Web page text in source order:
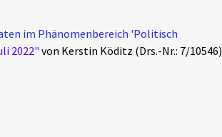
im Phänomenbereich 'Politisch
2022" von Kerstin Köditz (Drs.-Nr.: 7/10546)